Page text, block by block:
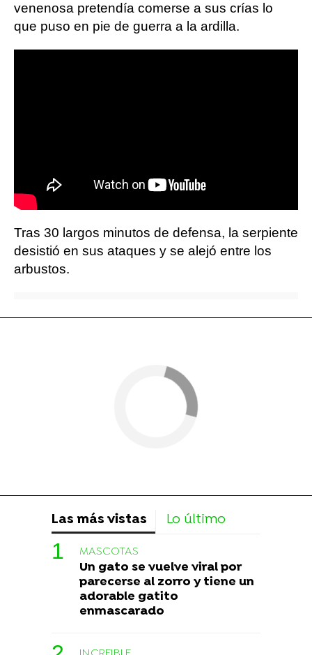
venenosa pretendía comerse a sus crías lo
que puso en pie de guerra a la ardilla.
Tras 30 largos minutos de defensa, la serpiente
desistió en sus ataques y se alejó entre los
arbustos.
Las más vistas Lo último
MASCOTAS
Un gato se vuelve viral por
parecerse al zorro y tiene un
adorable gatito
enmascarado